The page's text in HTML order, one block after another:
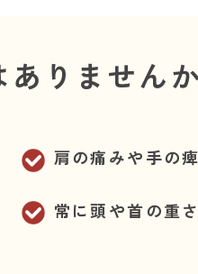
ありません
肩の痛みや手の
常に頭や首の重